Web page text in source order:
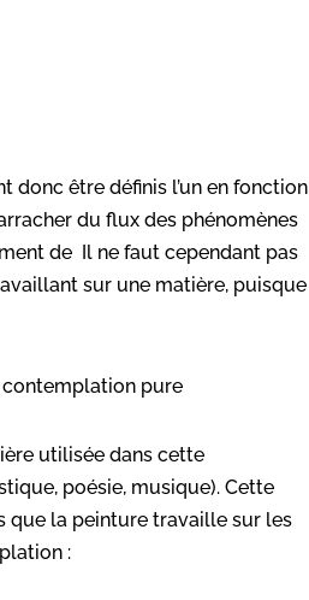
donc être définis l’un en fonction
du flux des phénomènes
de Il ne faut cependant pas
sur une matière, puisque
contemplation pure
utilisée dans cette
poésie, musique). Cette
que la peinture travaille sur les
: